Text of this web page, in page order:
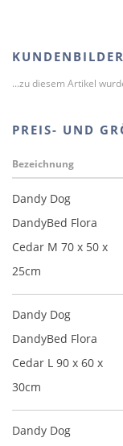
...zu diesem Artikel
PREIS- UND
Bezeichnung
Dandy Dog
DandyBed Flora
Cedar M 70 x 50 x
25cm
Dandy Dog
DandyBed Flora
Cedar L 90 x 60 x
30cm
Dandy Dog